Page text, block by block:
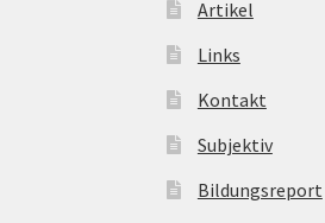
Artikel
Links
Kontakt
Subjektiv
Bildungsreport